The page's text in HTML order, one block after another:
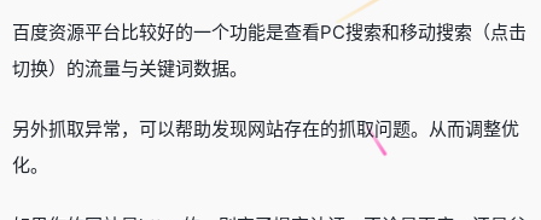
百度资源平台比较好的一个功能是查看PC搜索和移动搜索（点击
切换）的流量与关键词数据。
另外抓取异常，可以帮助发现网站存在的抓取问题。从而调整优
化。